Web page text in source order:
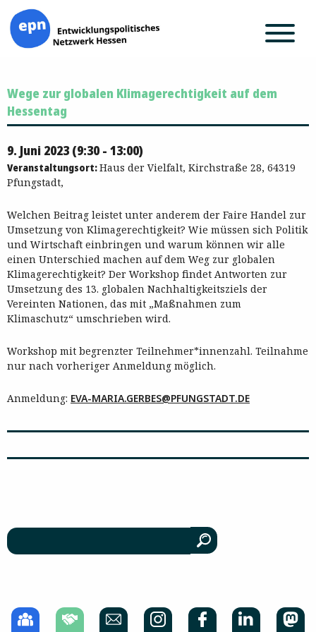
Inhalt
springen
Wege zur globalen Klimagerechtigkeit auf dem
Hessentag
9. Juni 2023 (9:30 - 13:00)
Veranstaltungsort:Haus der Vielfalt, Kirchstraße 28, 64319
Pfungstadt,
Welchen Beitrag leistet unter anderem der Faire Handel zur
Umsetzung von Klimagerechtigkeit? Wie müssen sich Politik
und Wirtschaft einbringen und warum können wir alle
einen Unterschied machen auf dem Weg zur globalen
Klimagerechtigkeit? Der Workshop findet Antworten zur
Umsetzung des 13. globalen Nachhaltigkeitsziels der
Vereinten Nationen, das mit „Maßnahmen zum
Klimaschutz“ umschrieben wird.
Workshop mit begrenzter Teilnehmer*innenzahl. Teilnahme
nur nach vorheriger Anmeldung möglich.
Anmeldung: EVA-MARIA.GERBES@PFUNGSTADT.DE